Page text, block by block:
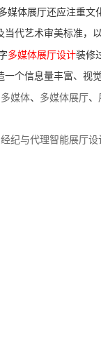
媒体展厅还应注重文
当代艺术审美标准，
多媒体展厅设计装修
一个信息量丰富、视
媒体、 多媒体展厅、
纪与代理智能展厅设